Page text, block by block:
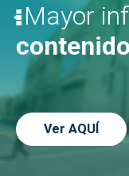
Mayor
Ver AQUÍ